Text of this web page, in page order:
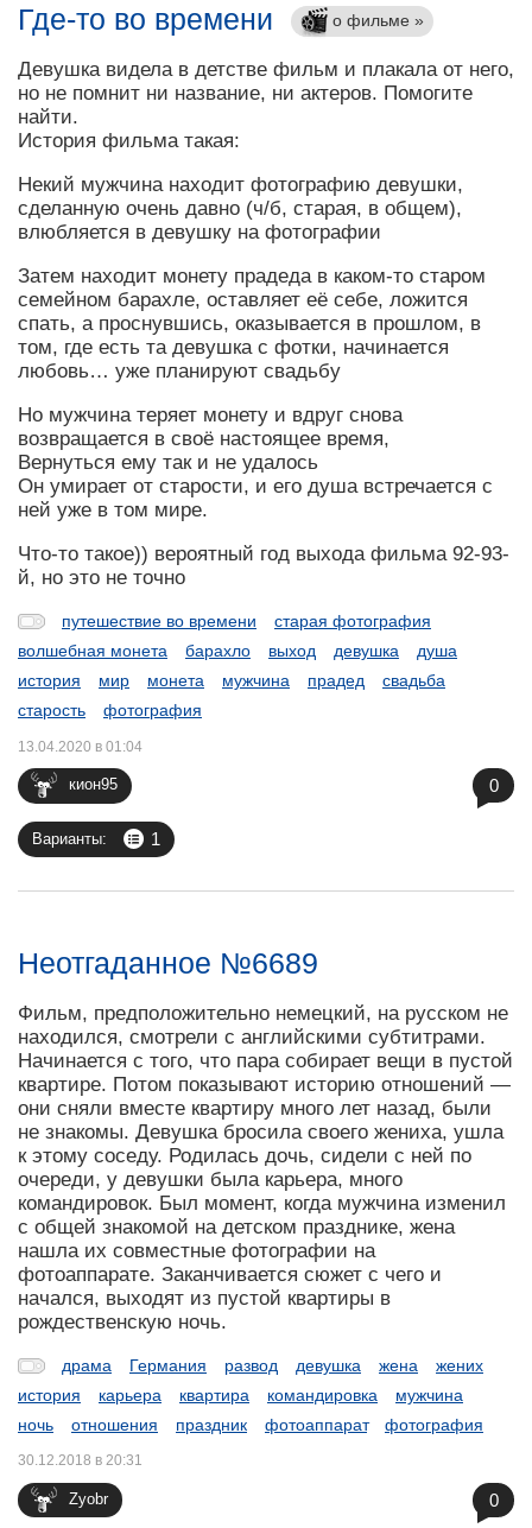
Где-то во времени о фильме »
Девушка видела в детстве фильм и плакала от него,
но не помнит ни название, ни актеров. Помогите
найти.
История фильма такая:
Некий мужчина находит фотографию девушки,
сделанную очень давно (ч/б, старая, в общем),
влюбляется в девушку на фотографии
Затем находит монету прадеда в каком-то старом
семейном барахле, оставляет её себе, ложится
спать, а проснувшись, оказывается в прошлом, в
том, где есть та девушка с фотки, начинается
любовь… уже планируют свадьбу
Но мужчина теряет монету и вдруг снова
возвращается в своё настоящее время,
Вернуться ему так и не удалось
Он умирает от старости, и его душа встречается с
ней уже в том мире.
Что-то такое)) вероятный год выхода фильма 92-93-
й, но это не точно
путешествие во времени
старая фотография
волшебная монета
барахло выход девушка
душа
история
мир монета мужчина прадед
свадьба
старость
фотография
кион95
13.04.2020 в 01:04
Варианты: 1
0
Неотгаданное №6689
Фильм, предположительно немецкий, на русском не
находился, смотрели с английскими субтитрами.
Начинается с того, что пара собирает вещи в пустой
квартире. Потом показывают историю отношений —
они сняли вместе квартиру много лет назад, были
не знакомы. Девушка бросила своего жениха, ушла
к этому соседу. Родилась дочь, сидели с ней по
очереди, у девушки была карьера, много
командировок. Был момент, когда мужчина изменил
с общей знакомой на детском празднике, жена
нашла их совместные фотографии на
фотоаппарате. Заканчивается сюжет с чего и
начался, выходят из пустой квартиры в
рождественскую ночь.
драма Германия развод девушка жена
жених
история
карьера квартира командировка
мужчина
ночь
отношения праздник фотоаппарат фотография
Zyobr
30.12.2018 в 20:31
0